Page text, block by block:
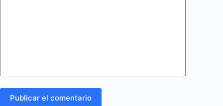
Publicar el comentario